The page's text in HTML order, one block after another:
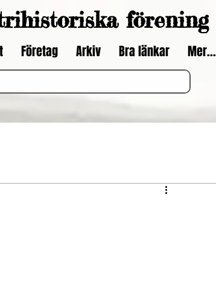
förening
Företag Arkiv Bra länkar Mer...